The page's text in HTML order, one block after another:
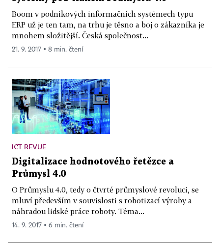
Boom v podnikových informačních systémech typu
ERP už je ten tam, na trhu je těsno a boj o zákazníka je
mnohem složitější. Česká společnost...
21. 9. 2017 ▪ 8 min. čtení
ICT REVUE
Digitalizace hodnotového řetězce a
Průmysl 4.0
O Průmyslu 4.0, tedy o čtvrté průmyslové revoluci, se
mluví především v souvislosti s robotizací výroby a
náhradou lidské práce roboty. Téma...
14. 9. 2017 ▪ 6 min. čtení